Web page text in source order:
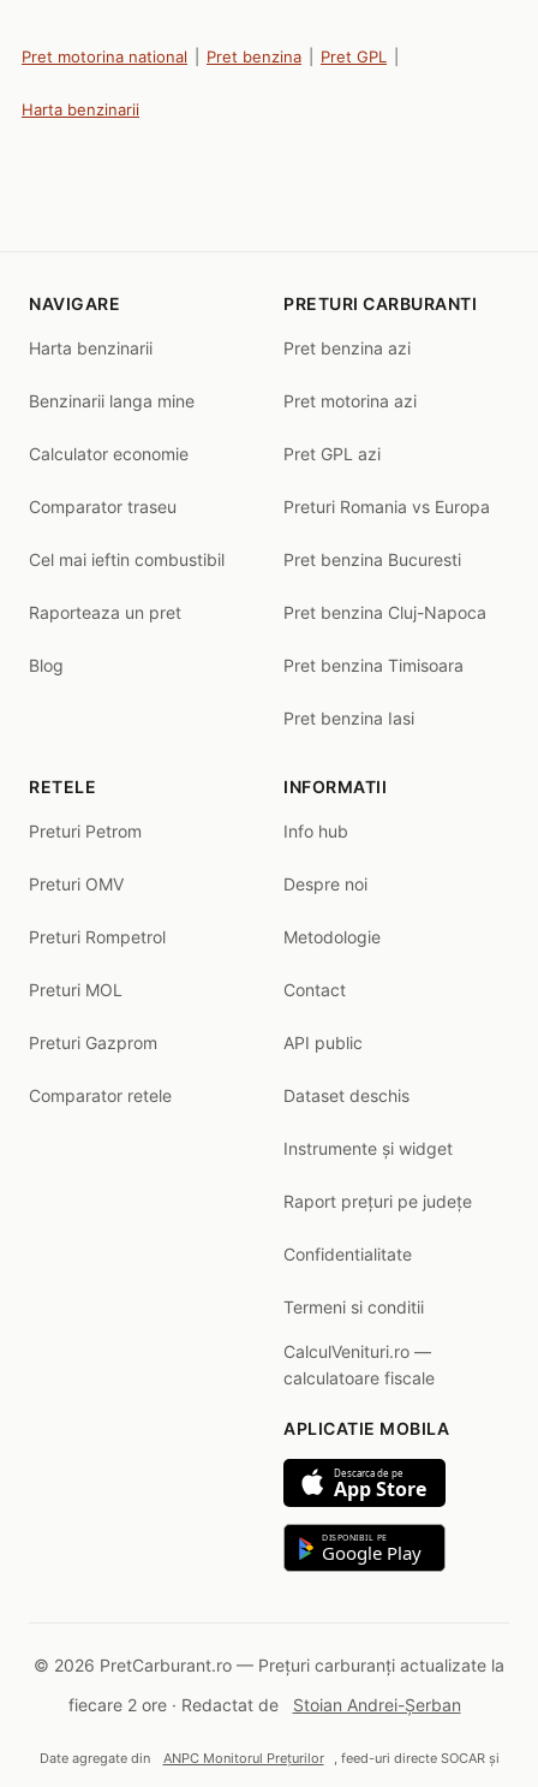
Pret motorina national Pret benzina Pret GPL
Harta benzinarii
NAVIGARE
Harta benzinarii
Benzinarii langa mine
Calculator economie
Comparator traseu
Cel mai ieftin combustibil
Raporteaza un pret
Blog
PRETURI CARBURANTI
Pret benzina azi
Pret motorina azi
Pret GPL azi
Preturi Romania vs Europa
Pret benzina Bucuresti
Pret benzina Cluj-Napoca
Pret benzina Timisoara
Pret benzina Iasi
RETELE
Preturi Petrom
Preturi OMV
Preturi Rompetrol
Preturi MOL
Preturi Gazprom
Comparator retele
INFORMATII
Info hub
Despre noi
Metodologie
Contact
API public
Dataset deschis
Instrumente și widget
Raport prețuri pe județe
Confidentialitate
Termeni si conditii
CalculVenituri.ro —
calculatoare fiscale
APLICATIE MOBILA
Descarca de pe
App Store
DISPONIBIL PE
Google Play
© 2026 PretCarburant.ro — Prețuri carburanți actualizate la
fiecare 2 ore · Redactat de
Stoian Andrei-Șerban
Date agregate din ANPC Monitorul Prețurilor , feed-uri directe SOCAR și